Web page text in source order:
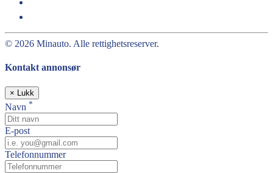
© 2026 Minauto. Alle rettighetsreserver.
Kontakt annonsør
× Lukk
Navn *
E-post
Telefonnummer